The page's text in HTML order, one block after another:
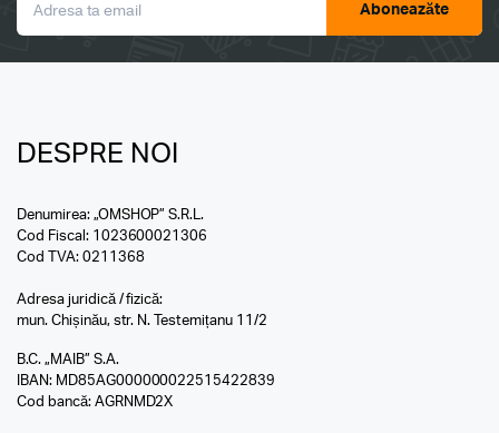
Aboneazăte
DESPRE NOI
Denumirea: „OMSHOP” S.R.L.
Cod Fiscal: 1023600021306
Cod TVA: 0211368
Adresa juridică / fizică:
mun. Chișinău, str. N. Testemițanu 11/2
B.C. „MAIB” S.A.
IBAN: MD85AG000000022515422839
Cod bancă: AGRNMD2X